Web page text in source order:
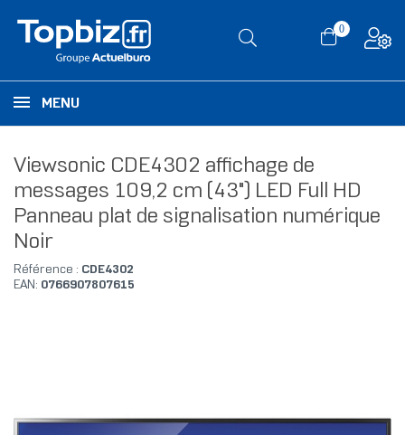
0
MENU
Viewsonic CDE4302 affichage de
messages 109,2 cm (43") LED Full HD
Panneau plat de signalisation numérique
Noir
Référence : CDE4302
EAN: 0766907807615